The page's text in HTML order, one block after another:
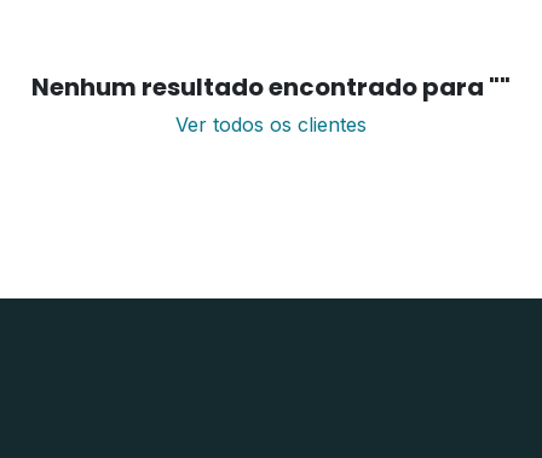
Nenhum resultado encontrado para ""
Ver todos os clientes